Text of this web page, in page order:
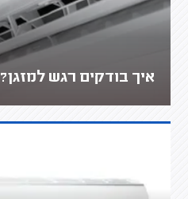
איך בודקים רגש למזגן?